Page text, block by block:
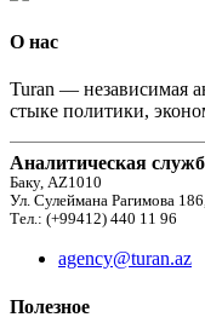
О нас
Turan — независимая
стыке политики,
Аналитическая
Баку, AZ1010
Ул. Сулеймана Рагимова
Тел.: (+99412) 440 11 96
agency@turan.az
Полезное